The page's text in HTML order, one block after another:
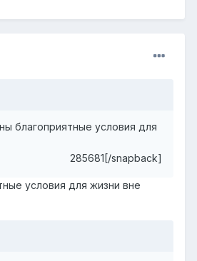
благоприятные условия для
285681[/snapback]
условия для жизни вне